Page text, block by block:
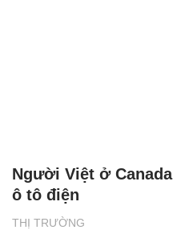
THỊ TRƯỜNG
Người Việt ở
ô tô điện